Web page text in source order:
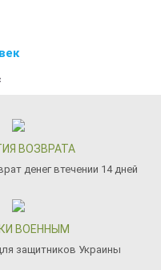
ВОЗВРАТА
денег втечении 14 дней
ВОЕННЫМ
защитников Украины